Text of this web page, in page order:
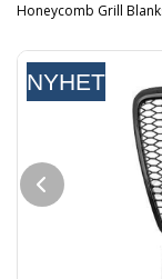
Honeycomb Grill
NYHET